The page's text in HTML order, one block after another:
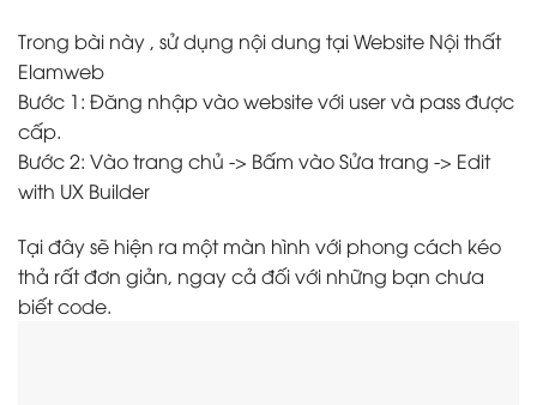
Trong bài này , sử dụng nội dung tại Website Nội thất
Elamweb
Bước 1: Đăng nhập vào website với user và pass được
cấp.
Bước 2: Vào trang chủ -> Bấm vào Sửa trang -> Edit
with UX Builder
Tại đây sẽ hiện ra một màn hình với phong cách kéo
thả rất đơn giản, ngay cả đối với những bạn chưa
biết code.